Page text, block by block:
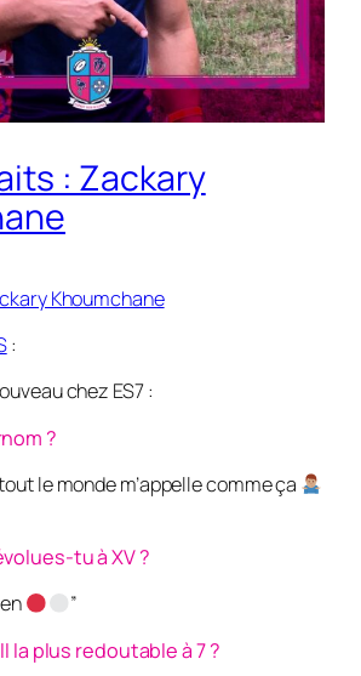
: Zackary
Khoumchane
:
chez ES7 :
?
le monde m’appelle comme ça
tu à XV ?
”
la plus redoutable à 7 ?